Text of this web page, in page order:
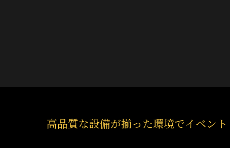
高品質な設備が揃った環境でイベント